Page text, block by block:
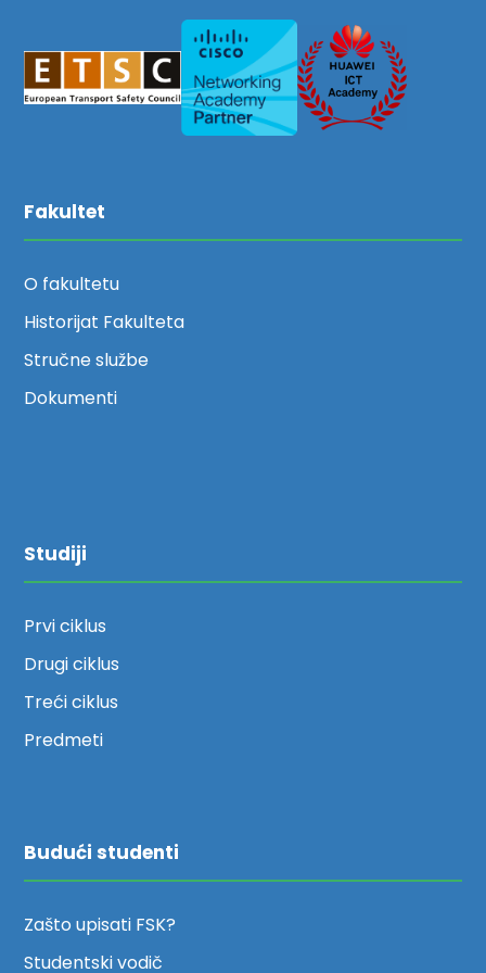
Fakultet
O fakultetu
Historijat Fakulteta
Stručne službe
Dokumenti
Studiji
Prvi ciklus
Drugi ciklus
Treći ciklus
Predmeti
Budući studenti
Zašto upisati FSK?
Studentski vodič